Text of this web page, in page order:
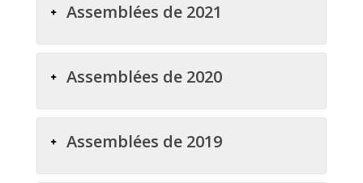
Assemblées de 2021
Assemblées de 2020
Assemblées de 2019